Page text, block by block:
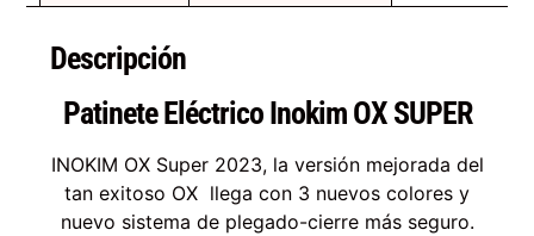
Descripción
Patinete Eléctrico Inokim OX SUPER
INOKIM OX Super 2023, la versión mejorada del
tan exitoso OX llega con 3 nuevos colores y
nuevo sistema de plegado-cierre más seguro.